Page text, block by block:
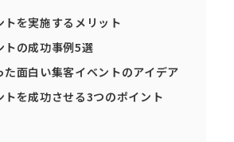
トを実施するメリット
トの成功事例5選
た面白い集客イベントのアイデア
トを成功させる3つのポイント